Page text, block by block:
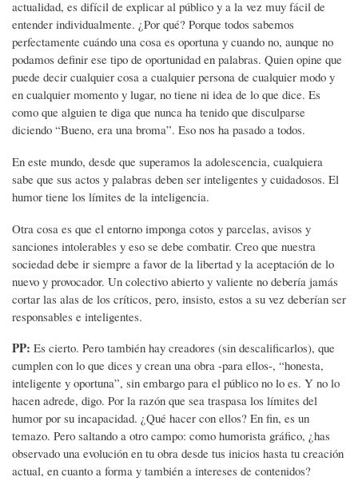
actualidad, es difícil de explicar al público y a la vez muy fácil de
entender individualmente. ¿Por qué? Porque todos sabemos
perfectamente cuándo una cosa es oportuna y cuando no, aunque no
podamos definir ese tipo de oportunidad en palabras. Quien opine que
puede decir cualquier cosa a cualquier persona de cualquier modo y
en cualquier momento y lugar, no tiene ni idea de lo que dice. Es
como que alguien te diga que nunca ha tenido que disculparse
diciendo “Bueno, era una broma”. Eso nos ha pasado a todos.
En este mundo, desde que superamos la adolescencia, cualquiera
sabe que sus actos y palabras deben ser inteligentes y cuidadosos. El
humor tiene los límites de la inteligencia.
Otra cosa es que el entorno imponga cotos y parcelas, avisos y
sanciones intolerables y eso se debe combatir. Creo que nuestra
sociedad debe ir siempre a favor de la libertad y la aceptación de lo
nuevo y provocador. Un colectivo abierto y valiente no debería jamás
cortar las alas de los críticos, pero, insisto, estos a su vez deberían ser
responsables e inteligentes.
PP: Es cierto. Pero también hay creadores (sin descalificarlos), que
cumplen con lo que dices y crean una obra -para ellos-, “honesta,
inteligente y oportuna”, sin embargo para el público no lo es. Y no lo
hacen adrede, digo. Por la razón que sea traspasa los límites del
humor por su incapacidad. ¿Qué hacer con ellos? En fin, es un
temazo. Pero saltando a otro campo: como humorista gráfico, ¿has
observado una evolución en tu obra desde tus inicios hasta tu creación
actual, en cuanto a forma y también a intereses de contenidos?